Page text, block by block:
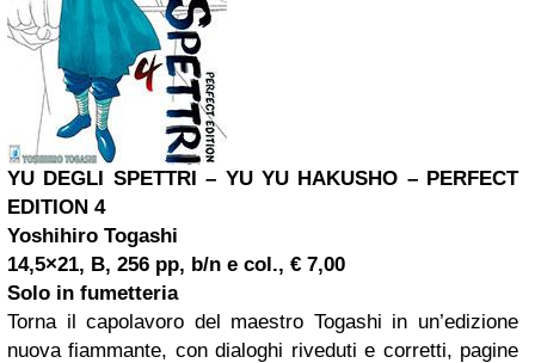
YU DEGLI SPETTRI – YU YU HAKUSHO – PERFECT
EDITION 4
Yoshihiro Togashi
14,5×21, B, 256 pp, b/n e col., € 7,00
Solo in fumetteria
Torna il capolavoro del maestro Togashi in un’edizione
nuova fiammante, con dialoghi riveduti e corretti, pagine